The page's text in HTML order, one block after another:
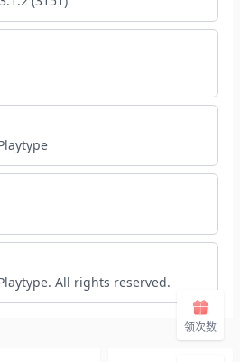
All rights reserved.
领次数